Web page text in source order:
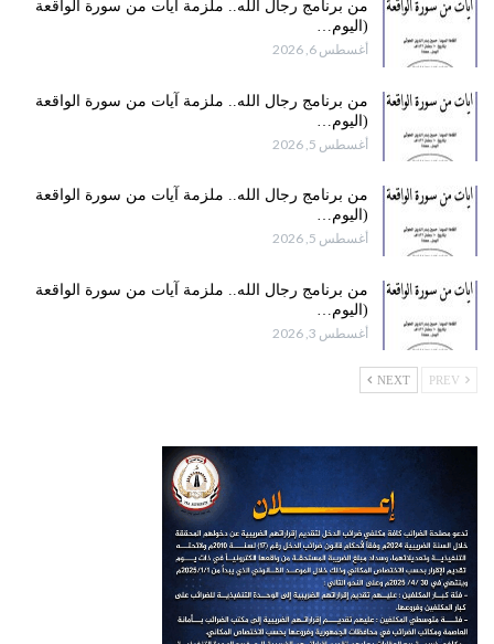
من برنامج رجال الله.. ملزمة آيات من سورة الواقعة
(اليوم…
أغسطس 6, 2026
من برنامج رجال الله.. ملزمة آيات من سورة الواقعة
(اليوم…
أغسطس 5, 2026
من برنامج رجال الله.. ملزمة آيات من سورة الواقعة
(اليوم…
أغسطس 5, 2026
من برنامج رجال الله.. ملزمة آيات من سورة الواقعة
(اليوم…
أغسطس 3, 2026
NEXT